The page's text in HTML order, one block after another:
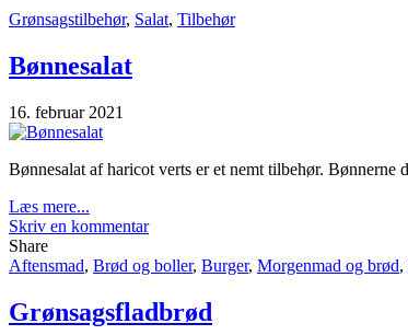
Grønsagstilbehør, Salat, Tilbehør
Bønnesalat
16. februar 2021
Bønnesalat af haricot verts er et nemt tilbehør.
Læs mere...
Skriv en kommentar
Share
Aftensmad, Brød og boller, Burger, Morgenmad og brød,
Grønsagsfladbrød